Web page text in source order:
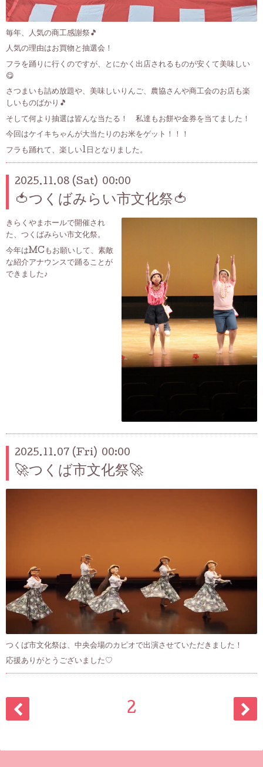
毎年、人気の商工感謝祭🎵
人気の理由はお買物と抽選会！
フラを踊りに行くのですが、とにかく出店されるものが安くて美味しい
😋
さつまいも詰め放題や、美味しいりんご、農協さんや商工会のお店も楽
しいものばかり🎵
そして何より抽選は皆んな当たる！ 私達もお餅や金券を当てました！
今回はケイキちゃんが大当たりのお米をゲット！！！
フラも踊れて、楽しい1日となりました。
2025.11.08 (Sat) 00:00
🍅つくばみらい市文化祭🍅
きらくやまホールで開催され
た、つくばみらい市文化祭。
今年はMCもお願いして、素敵
な紹介アナウンスで踊ることが
できました♪
2025.11.07 (Fri) 00:00
🚀つくば市文化祭🚀
つくば市文化祭は、中央会場のカピオで出演させていただきました！
応援ありがとうございました♡
2